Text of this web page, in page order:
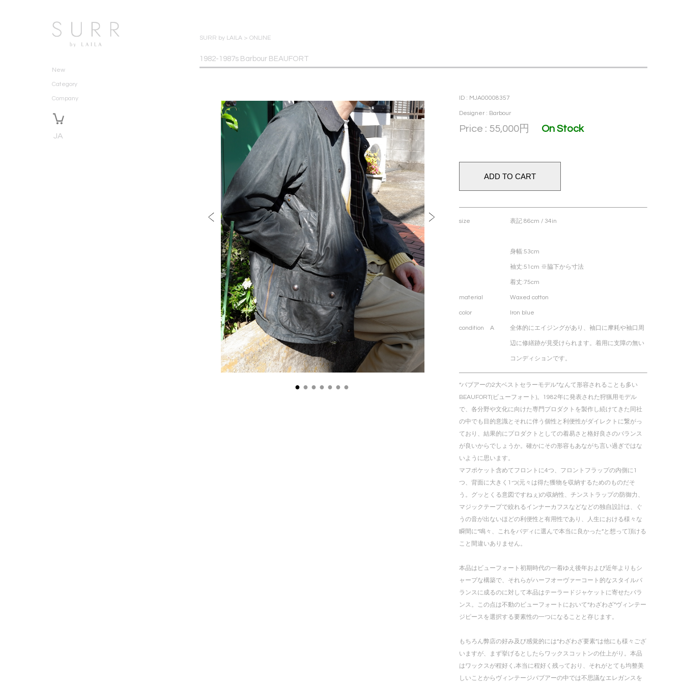
New
Category
Company
JA
SURR by LAILA > ONLINE
1982-1987s Barbour BEAUFORT
● ● ● ● ● ● ●
ID : MJA00008357
Designer : Barbour
Price : 55,000円 On Stock
size 表記 86cm / 34in
身幅:53cm
袖丈:51cm ※脇下から寸法
着丈:75cm
material Waxed cotton
color Iron blue
condition A 全体的にエイジングがあり、袖口に摩耗や袖口周
辺に修繕跡が見受けられます。着用に支障の無い
コンディションです。
“バブアーの2大ベストセラーモデル”なんて形容されることも多い
BEAUFORT(ビューフォート)。1982年に発表された狩猟用モデル
で、各分野や文化に向けた専門プロダクトを製作し続けてきた同社
の中でも目的意識とそれに伴う個性と利便性がダイレクトに繋がっ
ており、結果的にプロダクトとしての着易さと格好良さのバランス
が良いからでしょうか。確かにその形容もあながち言い過ぎではな
いように思います。
マフポケット含めてフロントに4つ、フロントフラップの内側に1
つ、背面に大きく1つ(元々は得た獲物を収納するためのものだそ
う。グッとくる意図ですねぇ)の収納性、チンストラップの防御力、
マジックテープで絞れるインナーカフスなどなどの独自設計は、ぐ
うの音が出ないほどの利便性と有用性であり、人生における様々な
瞬間に“鳴々、これをバディに選んで本当に良かった”と想って頂ける
こと間違いありません。
本品はビューフォート初期時代の一着ゆえ後年および近年よりもシ
ャープな構築で、それらがハーフオーヴァーコート的なスタイルバ
ランスに成るのに対して本品はテーラードジャケットに寄せたバラ
ンス。この点は不動のビューフォートにおいて“わざわざ”ヴィンテー
ジピースを選択する要素性の一つになることと存じます。
もちろん弊店の好み及び感覚的には“わざわざ要素”は他にも様々ござ
いますが、まず挙げるとしたらワックスコットンの仕上がり。本品
はワックスが程好く,本当に程好く残っており、それがとても均整美
しいことからヴィンテージバブアーの中では不思議なエレガンスを